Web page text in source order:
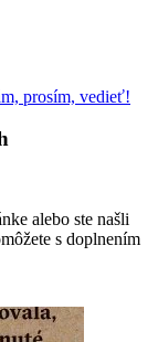
prosím, vedieť!
alebo ste našli
s doplnením